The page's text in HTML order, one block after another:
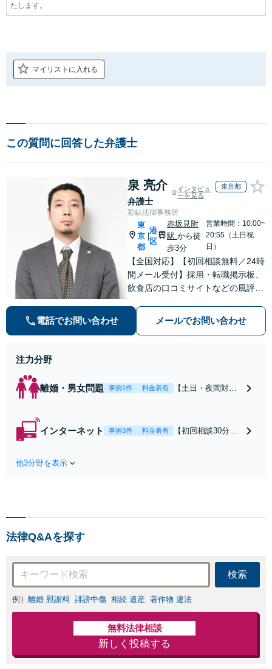
たします。
マイリストに入れる
この質問に回答した弁護士
泉 亮介
弁護士
インタビュ
ーを見る
東京都
彩結法律事務所
東
京
都
港
区
赤坂見附
駅 から徒
歩3分
営業時間：10:00~
20:55（土日祝
日）
【全国対応】【初回相談無料／24時
間メール受付】採用・転職掲示板、
飲食店の口コミサイトなどの風評被
の種類を問わず相談可。可能な限り
早期対応で駆けつけサポート【労
電話でお問い合わせ メールでお問い合わせ
注力分野
離婚・男女問題 事例1件 料金表有
【土日・夜間対応
れたら、サインす
インターネット 事例3件 料金表有
【初回相談30分無
お店の風評被害対
応可：開示請求の
意見照会が来たと
きの対処法、被害
者との示談交渉
他3分野を表示
法律Q&Aを探す
検索
例） 離婚 慰謝料 誹謗中傷 相続 遺産 著作物 違法
無料法律相談
新しく投稿する